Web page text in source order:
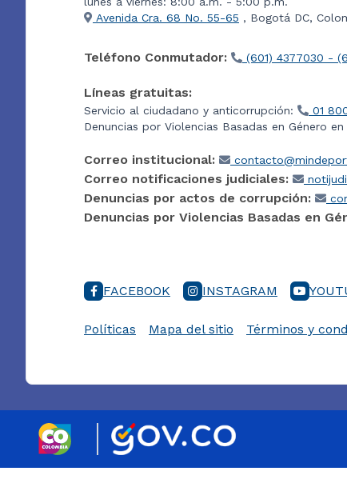
Avenida Cra. 68 No. 55-65 , Bogotá DC,
Teléfono Conmutador: (601) 4377030 -
Líneas gratuitas:
Servicio al ciudadano y anticorrupción:
01
Denuncias por Violencias Basadas en Género
Correo institucional:
Correo notificaciones judiciales:
Denuncias por actos de corrupción:
Denuncias por Violencias Basadas en
FACEBOOK INSTAGRAM
Políticas Mapa del sitio Términos y